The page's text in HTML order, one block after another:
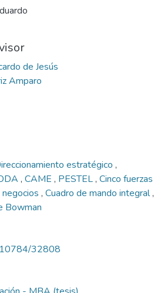
de Jesús
Amparo
estratégico ,
, CAME , PESTEL, Cinco fuerzas
, Cuadro de mando integral,
Bowman
32808